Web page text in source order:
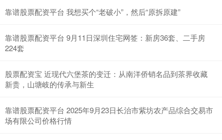
靠谱股票配资平台 我想买个“老破小”，然后“原拆原建”
靠谱股票配资平台 9月11日深圳住宅网签：新房36套、二手房
224套
股票配资宝 近现代六堡茶的变迁：从南洋侨销名品到茶界收藏
新贵，山塘岐的传承与新生
靠谱股票配资平台 2025年9月23日长治市紫坊农产品综合交易市
场有限公司价格行情